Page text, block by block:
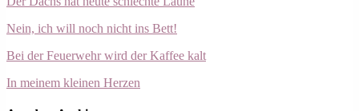
Nein, ich will noch nicht ins Bett!
Bei der Feuerwehr wird der Kaffee kalt
In meinem kleinen Herzen